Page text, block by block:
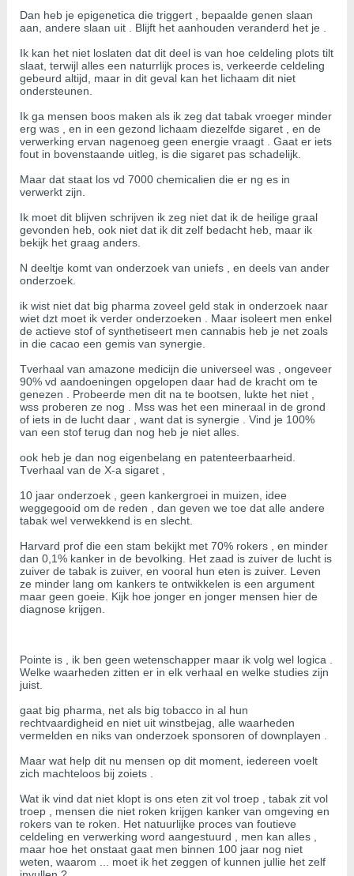
Dan heb je epigenetica die triggert , bepaalde genen slaan
aan, andere slaan uit . Blijft het aanhouden veranderd het je .
Ik kan het niet loslaten dat dit deel is van hoe celdeling plots tilt
slaat, terwijl alles een naturrlijk proces is, verkeerde celdeling
gebeurd altijd, maar in dit geval kan het lichaam dit niet
ondersteunen.
Ik ga mensen boos maken als ik zeg dat tabak vroeger minder
erg was , en in een gezond lichaam diezelfde sigaret , en de
verwerking ervan nagenoeg geen energie vraagt . Gaat er iets
fout in bovenstaande uitleg, is die sigaret pas schadelijk.
Maar dat staat los vd 7000 chemicalien die er ng es in
verwerkt zijn.
Ik moet dit blijven schrijven ik zeg niet dat ik de heilige graal
gevonden heb, ook niet dat ik dit zelf bedacht heb, maar ik
bekijk het graag anders.
N deeltje komt van onderzoek van uniefs , en deels van ander
onderzoek.
ik wist niet dat big pharma zoveel geld stak in onderzoek naar
wiet dzt moet ik verder onderzoeken . Maar isoleert men enkel
de actieve stof of synthetiseert men cannabis heb je net zoals
in die cacao een gemis van synergie.
Tverhaal van amazone medicijn die universeel was , ongeveer
90% vd aandoeningen opgelopen daar had de kracht om te
genezen . Probeerde men dit na te bootsen, lukte het niet ,
wss proberen ze nog . Mss was het een mineraal in de grond
of iets in de lucht daar , want dat is synergie . Vind je 100%
van een stof terug dan nog heb je niet alles.
ook heb je dan nog eigenbelang en patenteerbaarheid.
Tverhaal van de X-a sigaret ,
10 jaar onderzoek , geen kankergroei in muizen, idee
weggegooid om de reden , dan geven we toe dat alle andere
tabak wel verwekkend is en slecht.
Harvard prof die een stam bekijkt met 70% rokers , en minder
dan 0,1% kanker in de bevolking. Het zaad is zuiver de lucht is
zuiver de tabak is zuiver, en vooral hun eten is zuiver. Leven
ze minder lang om kankers te ontwikkelen is een argument
maar geen goeie. Kijk hoe jonger en jonger mensen hier de
diagnose krijgen.
Pointe is , ik ben geen wetenschapper maar ik volg wel logica .
Welke waarheden zitten er in elk verhaal en welke studies zijn
juist.
gaat big pharma, net als big tobacco in al hun
rechtvaardigheid en niet uit winstbejag, alle waarheden
vermelden en niks van onderzoek sponsoren of downplayen .
Maar wat help dit nu mensen op dit moment, iedereen voelt
zich machteloos bij zoiets .
Wat ik vind dat niet klopt is ons eten zit vol troep , tabak zit vol
troep , mensen die niet roken krijgen kanker van omgeving en
rokers van te roken. Het natuurlijke proces van foutieve
celdeling en verwerking word aangestuurd , men kan alles ,
maar hoe het onstaat gaat men binnen 100 jaar nog niet
weten, waarom ... moet ik het zeggen of kunnen jullie het zelf